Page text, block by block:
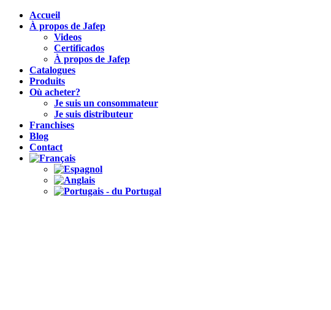
Accueil
À propos de Jafep
Videos
Certificados
À propos de Jafep
Catalogues
Produits
Où acheter?
Je suis un consommateur
Je suis distributeur
Franchises
Blog
Contact